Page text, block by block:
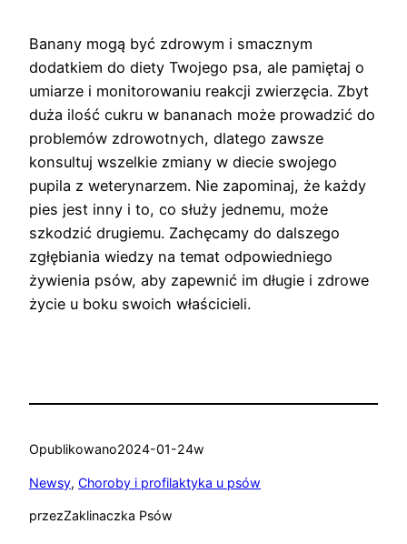
Banany mogą być zdrowym i smacznym
dodatkiem do diety Twojego psa, ale pamiętaj o
umiarze i monitorowaniu reakcji zwierzęcia. Zbyt
duża ilość cukru w bananach może prowadzić do
problemów zdrowotnych, dlatego zawsze
konsultuj wszelkie zmiany w diecie swojego
pupila z weterynarzem. Nie zapominaj, że każdy
pies jest inny i to, co służy jednemu, może
szkodzić drugiemu. Zachęcamy do dalszego
zgłębiania wiedzy na temat odpowiedniego
żywienia psów, aby zapewnić im długie i zdrowe
życie u boku swoich właścicieli.
Opublikowano2024-01-24w
Newsy, Choroby i profilaktyka u psów
przezZaklinaczka Psów